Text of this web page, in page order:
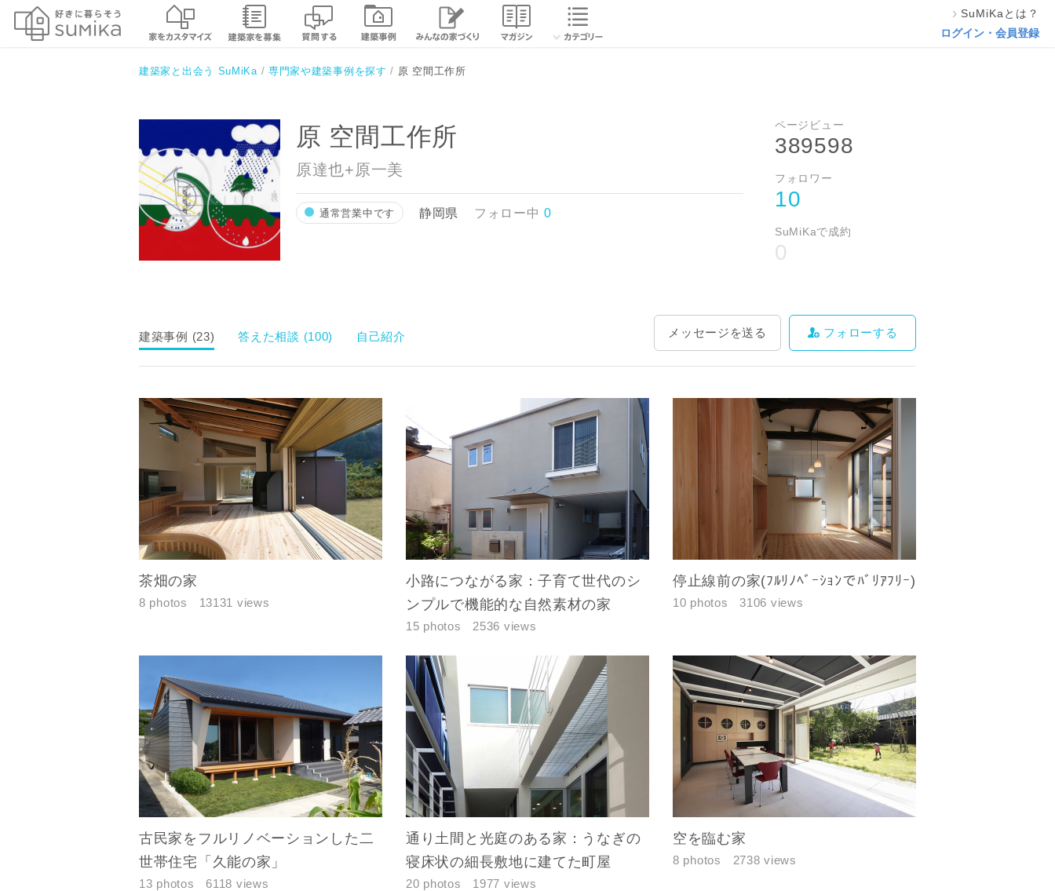
SuMiKaとは？
ログイン・会員登録
建築家と出会う SuMiKa 専門家や建築事例を探す 原 空間工作所
原 空間工作所
原 空間工作所
原達也+原一美
通常営業中です 静岡県 フォロー中 0
ページビュー
389598
フォロワー
10
SuMiKaで成約
0
建築事例 (23) 答えた相談 (100) 自己紹介 メッセージを送る フォローする
茶畑の家
8 photos 13131 views
小路につながる家：子育て世代のシ
ンプルで機能的な自然素材の家
15 photos 2536 views
停止線前の家(ﾌﾙﾘﾉﾍﾞｰｼｮﾝでﾊﾞﾘｱﾌﾘｰ)
10 photos 3106 views
古民家をフルリノベーションした二
世帯住宅「久能の家」
13 photos 6118 views
通り土間と光庭のある家：うなぎの
寝床状の細長敷地に建てた町屋
20 photos 1977 views
空を臨む家
8 photos 2738 views